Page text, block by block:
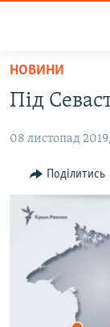
Перейти
основного
Перейти
навігації
Перейти
пошуку
ВОДА.КРИМ
ВІДЕО ТА ФОТО
ПОЛІТИКА
БЛОГИ
ПОГЛЯД
ІНТЕРВ'Ю
ВСЕ ЗА ДЕНЬ
СПЕЦПРОЕКТИ
НОВИНИ
Під
08 листопад
Поділитись